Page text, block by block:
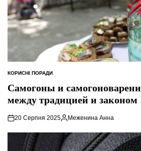
ОПУБЛІКУВАТИ
КОРИСНІ ПОРАДИ
Самогоны и
между традицией и законом
20 Серпня 2025
Опубліковано
Меженина Анна